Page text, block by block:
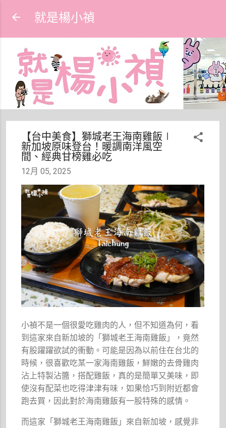
跳到主要內容
就是楊小禎
【台中美食】獅城老王海南雞飯∣
新加坡原味登台！暖調南洋風空
間、經典甘榜雞必吃
12月 05, 2025
小禎不是一個很愛吃雞肉的人，但不知道為何，看
到這家來自新加坡的「獅城老王海南雞飯」，竟然
有股躍躍欲試的衝動。可能是因為以前住在台北的
時候，很喜歡吃某一家海南雞飯，鮮嫩的去骨雞肉
沾上特製沾醬，搭配雞飯，真的是簡單又美味，即
使沒有配菜也吃得津津有味，如果恰巧到附近都會
跑去買，因此對於海南雞飯有一股特殊的感情。
而這家「獅城老王海南雞飯」來自新加坡，感覺非